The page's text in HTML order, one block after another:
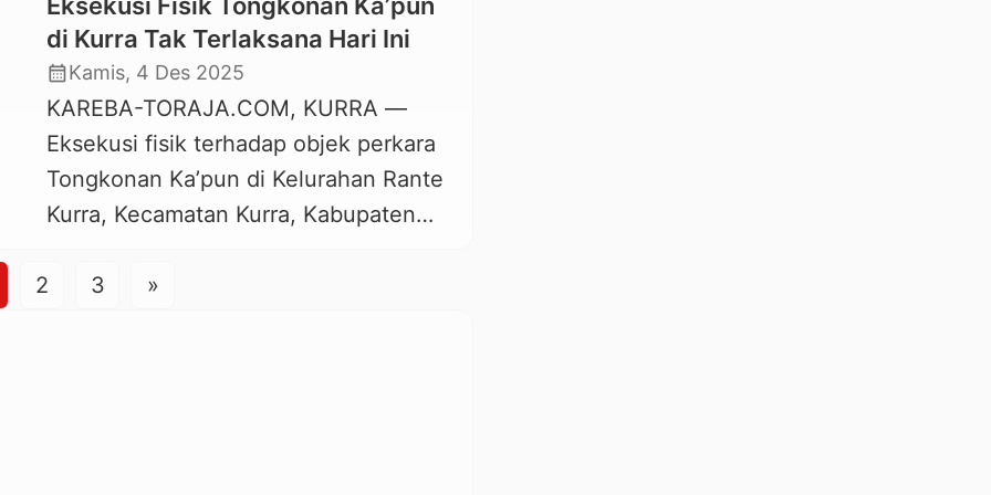
terlaksana pada Jumat, 5 Desember
2025. Suasana mencekam begitu
terasa ketika ratusan aparat gabungan
Polri, TNI, Brimob, dan sejumlah
petugas lainnya mengawal Panitera
dan Juru Sita Pengadilan Negeri
Makale memasuki lokasi Tongkonan
di Kurra Tak Terlaksana Hari Ini
calendar_monthKamis, 4 Des 2025
KAREBA-TORAJA.COM, KURRA —
Eksekusi fisik terhadap objek perkara
Tongkonan Ka’pun di Kelurahan Rante
Kurra, Kecamatan Kurra, Kabupaten
Ekesekusi Tongkonan Ka’pun sedianya
2 3 »